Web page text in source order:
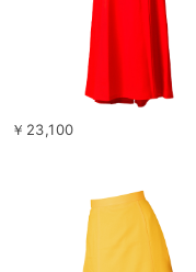
￥23,100